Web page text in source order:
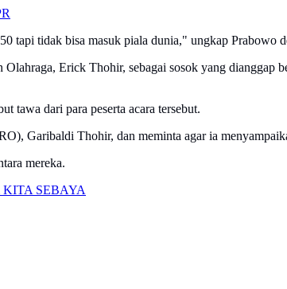
tapi tidak bisa masuk piala dunia," ungkap Prabowo
Erick Thohir, sebagai sosok yang dianggap
tawa dari para peserta acara tersebut.
Garibaldi Thohir, dan meminta agar ia
mereka.
KITA SEBAYA